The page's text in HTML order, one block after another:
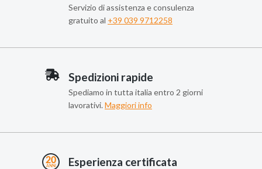
Servizio di assistenza e consulenza
gratuito al +39 039 9712258
Spedizioni rapide
Spediamo in tutta italia entro 2 giorni
lavorativi. Maggiori info
Esperienza certificata